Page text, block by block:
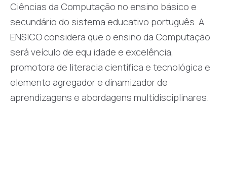
Ciências da Computação no ensino básico e
secundário do sistema educativo português. A
ENSICO considera que o ensino da Computação
será veículo de equ idade e excelência,
promotora de literacia científica e tecnológica e
elemento agregador e dinamizador de
aprendizagens e abordagens multidisciplinares.